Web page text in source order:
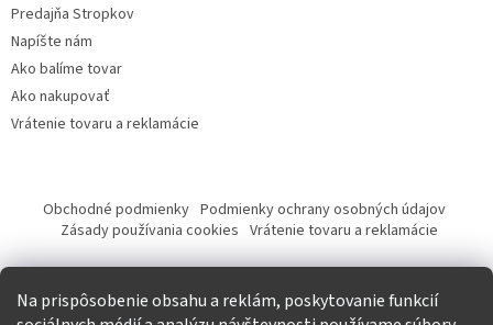
Na prispôsobenie obsahu a reklám, poskytovanie funkcií
Predajňa Stropkov
Napíšte nám
Ako balíme tovar
Ako nakupovať
Vrátenie tovaru a reklamácie
Obchodné podmienky Podmienky ochrany osobných údajov
Zásady používania cookies Vrátenie tovaru a reklamácie
Tvorba eshopu a SEO optimalizácia